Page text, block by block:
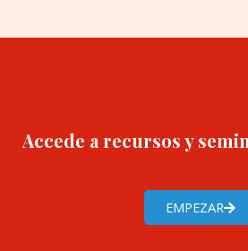
Accede a recursos y
EMPEZAR